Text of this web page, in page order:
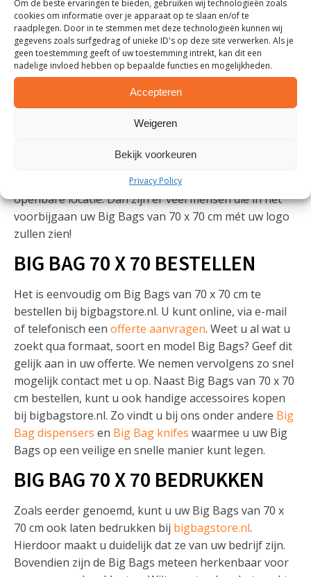
Om de beste ervaringen te bieden, gebruiken wij technologieën zoals
cookies om informatie over je apparaat op te slaan en/of te
raadplegen. Door in te stemmen met deze technologieën kunnen wij
gegevens zoals surfgedrag of unieke ID's op deze site verwerken. Als je
geen toestemming geeft of uw toestemming intrekt, kan dit een
nadelige invloed hebben op bepaalde functies en mogelijkheden.
Accepteren
Weigeren
Bekijk voorkeuren
Privacy Policy
eindeloos.
BIG BAG 70 X 70 MET LOGO
Wilt u graag Big Bags van 70 x 70 cm voorzien van uw
logo? Dat kan! Bij bigbagstore.nl leveren we deze
service. We kunnen uwBig Bags bedrukkenaan één
of meerdere zijden in kleur, grijstinten en zwart-wit.
Door de Big Bags te voorzien van uw logo, maakt u
op een slimme manier reclame. Zeker als de Big Bags
een langere periode buiten komen te staan op een
openbare locatie. Dan zijn er veel mensen die in het
voorbijgaan uw Big Bags van 70 x 70 cm mét uw logo
zullen zien!
BIG BAG 70 X 70 BESTELLEN
Het is eenvoudig om Big Bags van 70 x 70 cm te
bestellen bij bigbagstore.nl. U kunt online, via e-mail
of telefonisch een offerte aanvragen. Weet u al wat u
zoekt qua formaat, soort en model Big Bags? Geef dit
gelijk aan in uw offerte. We nemen vervolgens zo snel
mogelijk contact met u op. Naast Big Bags van 70 x 70
cm bestellen, kunt u ook handige accessoires kopen
bij bigbagstore.nl. Zo vindt u bij ons onder andere Big
Bag dispensers en Big Bag knifes waarmee u uw Big
Bags op een veilige en snelle manier kunt legen.
BIG BAG 70 X 70 BEDRUKKEN
Zoals eerder genoemd, kunt u uw Big Bags van 70 x
70 cm ook laten bedrukken bij bigbagstore.nl.
Hierdoor maakt u duidelijk dat ze van uw bedrijf zijn.
Bovendien zijn de Big Bags meteen herkenbaar voor